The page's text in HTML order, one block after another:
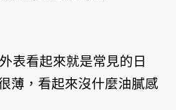
表看起來就是常見的日
薄，看起來沒什麼油膩感